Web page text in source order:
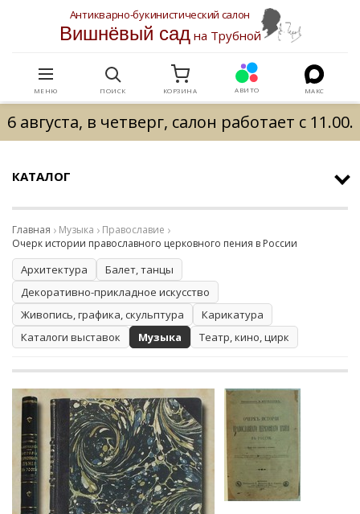
Антикварно-букинистический салон
Вишнёвый садна Трубной
МЕНЮ ПОИСК КОРЗИНА АВИТО МАКС
6 августа, в четверг, салон работает с 11.00.
КАТАЛОГ
Главная Музыка
Православие
Очерк истории православного церковного пения в России
Архитектура
Балет, танцы
Декоративно-прикладное искусство
Живопись, графика, скульптура
Карикатура
Каталоги выставок
Музыка Театр, кино, цирк